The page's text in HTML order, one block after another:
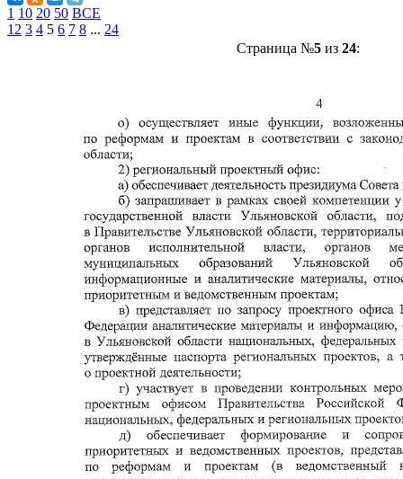
1 10 20 50 ВСЕ
1 2 3 4 5 6 7 8 ... 24
Страница №5из 24: